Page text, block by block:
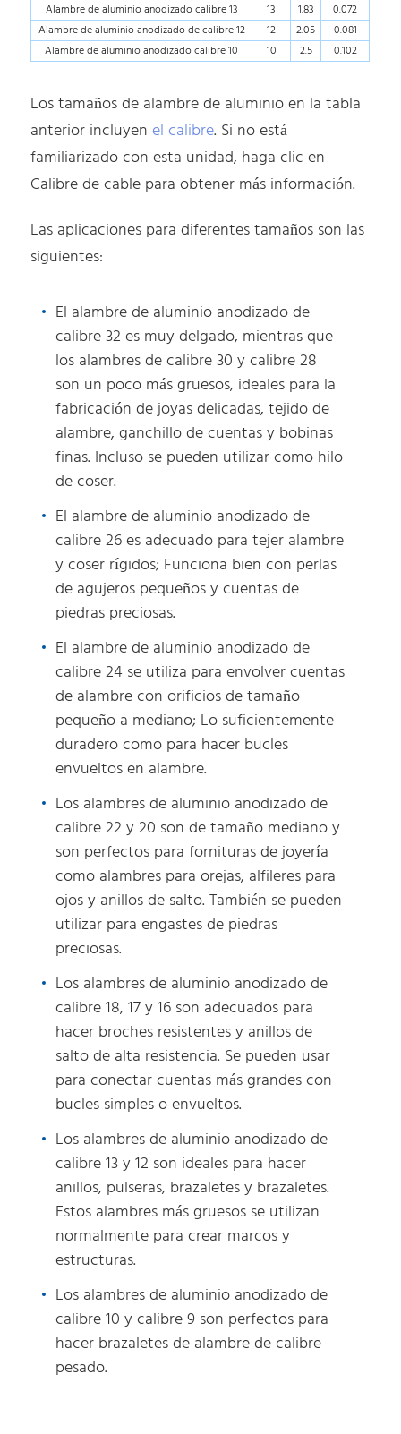
Alambre de aluminio anodizado calibre 13
13 1.83
0.072
Alambre de aluminio anodizado de calibre 12
12 2.05
0.081
Alambre de aluminio anodizado calibre 10
10 2.5 0.102
Los tamaños de alambre de aluminio en la tabla
anterior incluyen el calibre. Si no está
familiarizado con esta unidad, haga clic en
Calibre de cable para obtener más información.
Las aplicaciones para diferentes tamaños son las
siguientes:
El alambre de aluminio anodizado de
calibre 32 es muy delgado, mientras que
los alambres de calibre 30 y calibre 28
son un poco más gruesos, ideales para la
fabricación de joyas delicadas, tejido de
alambre, ganchillo de cuentas y bobinas
finas. Incluso se pueden utilizar como hilo
de coser.
El alambre de aluminio anodizado de
calibre 26 es adecuado para tejer alambre
y coser rígidos; Funciona bien con perlas
de agujeros pequeños y cuentas de
piedras preciosas.
El alambre de aluminio anodizado de
calibre 24 se utiliza para envolver cuentas
de alambre con orificios de tamaño
pequeño a mediano; Lo suficientemente
duradero como para hacer bucles
envueltos en alambre.
Los alambres de aluminio anodizado de
calibre 22 y 20 son de tamaño mediano y
son perfectos para fornituras de joyería
como alambres para orejas, alfileres para
ojos y anillos de salto. También se pueden
utilizar para engastes de piedras
preciosas.
Los alambres de aluminio anodizado de
calibre 18, 17 y 16 son adecuados para
hacer broches resistentes y anillos de
salto de alta resistencia. Se pueden usar
para conectar cuentas más grandes con
bucles simples o envueltos.
Los alambres de aluminio anodizado de
calibre 13 y 12 son ideales para hacer
anillos, pulseras, brazaletes y brazaletes.
Estos alambres más gruesos se utilizan
normalmente para crear marcos y
estructuras.
Los alambres de aluminio anodizado de
calibre 10 y calibre 9 son perfectos para
hacer brazaletes de alambre de calibre
pesado.